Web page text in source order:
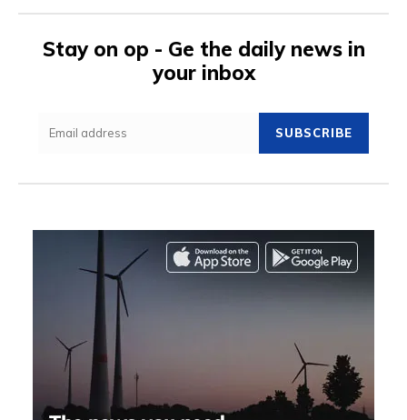
Stay on op - Ge the daily news in
your inbox
SUBSCRIBE